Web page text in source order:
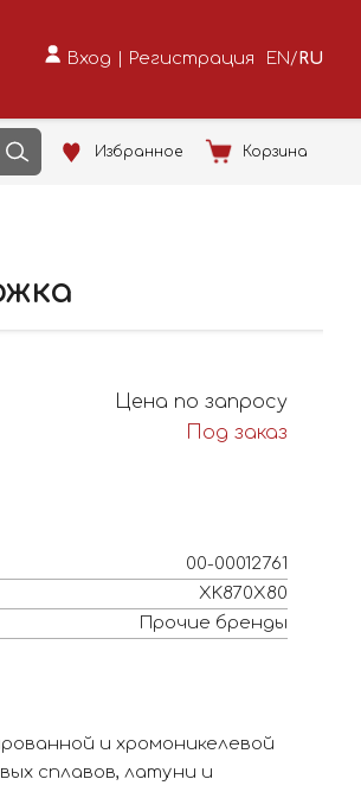
Вход | Регистрация EN /RU
Избранное Корзина
00-00012761
XK870X80
Прочие бренды
и хромоникелевой
сплавов, латуни и
Цена по запросу
Под заказ